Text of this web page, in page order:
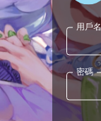
用戶
密碼